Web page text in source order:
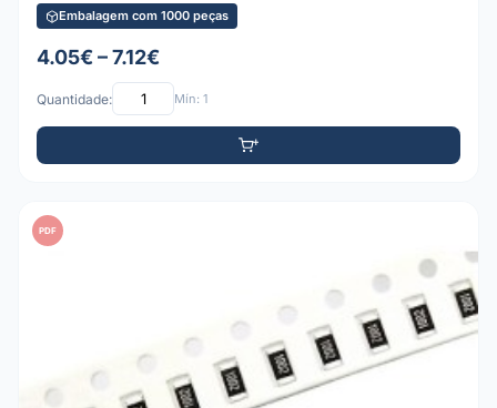
Embalagem com 1000 peças
4.05€ – 7.12€
Quantidade: Mín: 1
PDF